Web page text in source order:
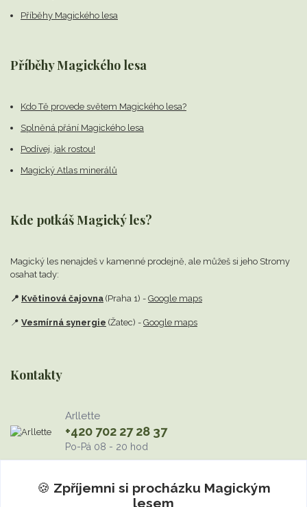
Příběhy Magického lesa
Příběhy Magického lesa
Kdo Tě provede světem Magického lesa?
Splněná přání Magického lesa
Podívej, jak rostou!
Magický Atlas minerálů
Kde potkáš Magický les?
Magický les nenajdeš v kamenné prodejně, ale můžeš si jeho Stromy
osahat tady:
📍 Květinová čajovna (Praha 1) - Google maps
📍 Vesmírná synergie (Žatec) - Google maps
Kontakty
Arllette
+420 702 27 28 37
Po-Pá 08 - 20 hod
info@MagickyLes.cz
🍪 Zpříjemni si procházku Magickým
lesem